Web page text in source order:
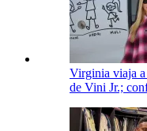
Virginia viaja a
de Vini Jr.;